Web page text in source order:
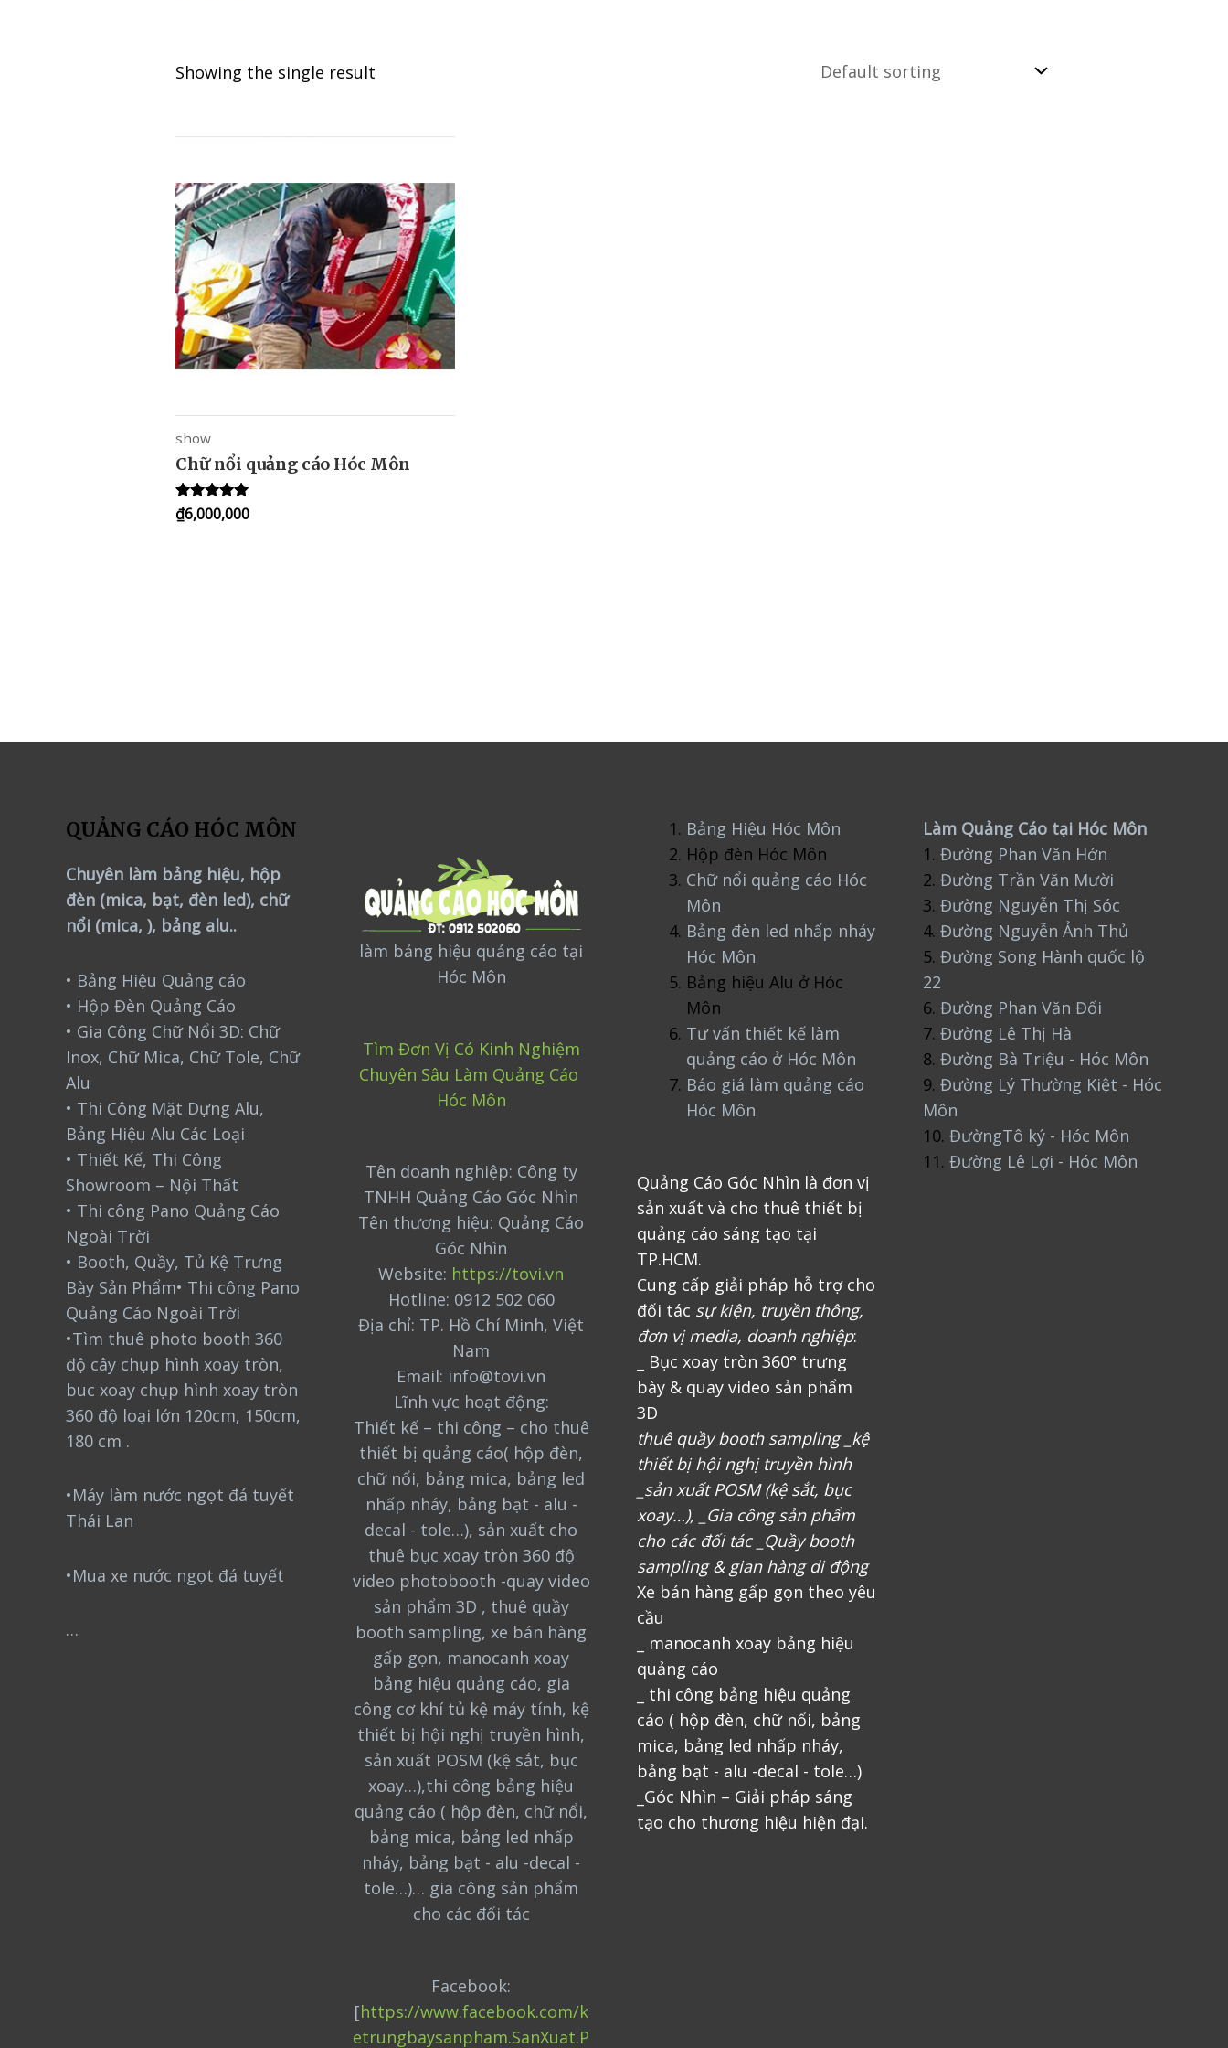
Showing the single result
show
Chữ nổi quảng cáo Hóc Môn
Rated
5.00
₫6,000,000
QUẢNG CÁO HÓC MÔN
Chuyên làm bảng hiệu, hộp
đèn (mica, bạt, đèn led), chữ
nổi (mica, ), bảng alu..
• Bảng Hiệu Quảng cáo
• Hộp Đèn Quảng Cáo
• Gia Công Chữ Nổi 3D: Chữ
Inox, Chữ Mica, Chữ Tole, Chữ
Alu
• Thi Công Mặt Dựng Alu,
Bảng Hiệu Alu Các Loại
• Thiết Kế, Thi Công
Showroom – Nội Thất
• Thi công Pano Quảng Cáo
Ngoài Trời
• Booth, Quầy, Tủ Kệ Trưng
Bày Sản Phẩm• Thi công Pano
Quảng Cáo Ngoài Trời
•Tìm thuê photo booth 360
độ cây chụp hình xoay tròn,
buc xoay chụp hình xoay tròn
360 độ loại lớn 120cm, 150cm,
180 cm .
•Máy làm nước ngọt đá tuyết
Thái Lan
•Mua xe nước ngọt đá tuyết
…
làm bảng hiệu quảng cáo tại
Hóc Môn
Tìm Đơn Vị Có Kinh Nghiệm
Chuyên Sâu Làm Quảng Cáo
Hóc Môn
Tên doanh nghiệp: Công ty
TNHH Quảng Cáo Góc Nhìn
Tên thương hiệu: Quảng Cáo
Góc Nhìn
Website: https://tovi.vn
Hotline: 0912 502 060
Địa chỉ: TP. Hồ Chí Minh, Việt
Nam
Email: info@tovi.vn
Lĩnh vực hoạt động:
Thiết kế – thi công – cho thuê
thiết bị quảng cáo( hộp đèn,
chữ nổi, bảng mica, bảng led
nhấp nháy, bảng bạt - alu -
decal - tole…), sản xuất cho
thuê bục xoay tròn 360 độ
video photobooth -quay video
sản phẩm 3D , thuê quầy
booth sampling, xe bán hàng
gấp gọn, manocanh xoay
bảng hiệu quảng cáo, gia
công cơ khí tủ kệ máy tính, kệ
thiết bị hội nghị truyền hình,
sản xuất POSM (kệ sắt, bục
xoay…),thi công bảng hiệu
quảng cáo ( hộp đèn, chữ nổi,
bảng mica, bảng led nhấp
nháy, bảng bạt - alu -decal -
tole…)… gia công sản phẩm
cho các đối tác
Facebook:
[https://www.facebook.com/k
etrungbaysanpham.SanXuat.P
Bảng Hiệu Hóc Môn
Hộp đèn Hóc Môn
Chữ nổi quảng cáo Hóc
Môn
Bảng đèn led nhấp nháy
Hóc Môn
Bảng hiệu Alu ở Hóc
Môn
Tư vấn thiết kế làm
quảng cáo ở Hóc Môn
Báo giá làm quảng cáo
Hóc Môn
Quảng Cáo Góc Nhìn là đơn vị
sản xuất và cho thuê thiết bị
quảng cáo sáng tạo tại
TP.HCM.
Cung cấp giải pháp hỗ trợ cho
đối tác sự kiện, truyền thông,
đơn vị media, doanh nghiệp:
_ Bục xoay tròn 360° trưng
bày & quay video sản phẩm
3D
thuê quầy booth sampling _kệ
thiết bị hội nghị truyền hình
_sản xuất POSM (kệ sắt, bục
xoay…), _Gia công sản phẩm
cho các đối tác _Quầy booth
sampling & gian hàng di động
Xe bán hàng gấp gọn theo yêu
cầu
_ manocanh xoay bảng hiệu
quảng cáo
_ thi công bảng hiệu quảng
cáo ( hộp đèn, chữ nổi, bảng
mica, bảng led nhấp nháy,
bảng bạt - alu -decal - tole…)
_Góc Nhìn – Giải pháp sáng
tạo cho thương hiệu hiện đại.
Làm Quảng Cáo tại Hóc Môn
1. Đường Phan Văn Hớn
2. Đường Trần Văn Mười
3. Đường Nguyễn Thị Sóc
4. Đường Nguyễn Ảnh Thủ
5. Đường Song Hành quốc lộ
22
6. Đường Phan Văn Đối
7. Đường Lê Thị Hà
8. Đường Bà Triệu - Hóc Môn
9. Đường Lý Thường Kiệt - Hóc
Môn
10. ĐườngTô ký - Hóc Môn
11. Đường Lê Lợi - Hóc Môn